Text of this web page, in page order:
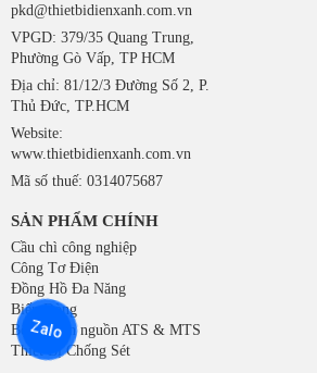
pkd@thietbidienxanh.com.vn
VPGD: 379/35 Quang Trung,
Phường Gò Vấp, TP HCM
Địa chỉ: 81/12/3 Đường Số 2, P.
Thủ Đức, TP.HCM
Website:
www.thietbidienxanh.com.vn
Mã số thuế: 0314075687
SẢN PHẨM CHÍNH
Cầu chì công nghiệp
Công Tơ Điện
Đồng Hồ Đa Năng
Biến Dòng
Bộ chuyển nguồn ATS & MTS
Thiết Bị Chống Sét
Zalo